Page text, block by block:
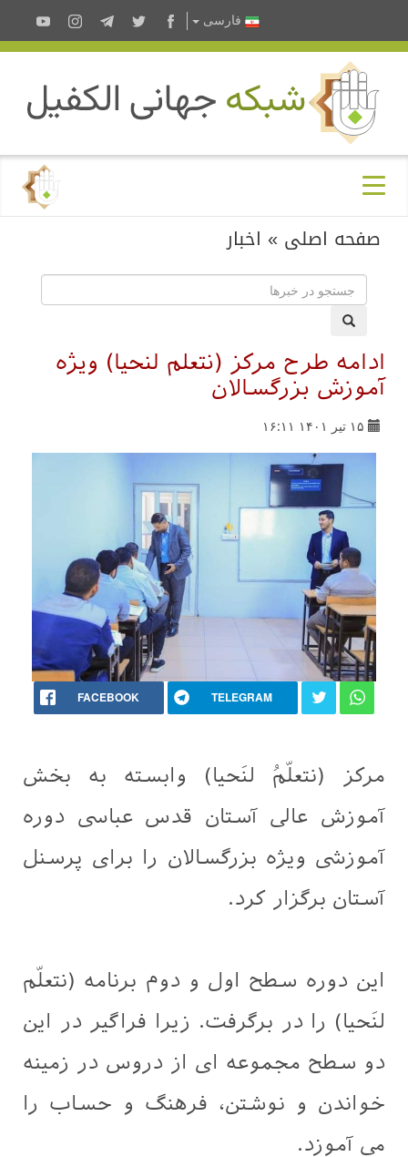
فارسى
صفحه اصلی » اخبار
ادامه طرح مرکز (نتعلم لنحیا) ویژه
آموزش بزرگسالان
۱۵ تیر ۱۴۰۱ ۱۶:۱۱
FACEBOOK TELEGRAM
مركز (نتعلّمُ لنَحيا) وابسته به بخش
آموزش عالی آستان قدس عباسی دوره
آموزشی ویژه بزرگسالان را برای پرسنل
آستان برگزار کرد.
این دوره سطح اول و دوم برنامه (نتعلّم
لنَحيا) را در برگرفت. زیرا فراگیر در این
دو سطح مجموعه ای از دروس در زمینه
خواندن و نوشتن، فرهنگ و حساب را
می آموزد.